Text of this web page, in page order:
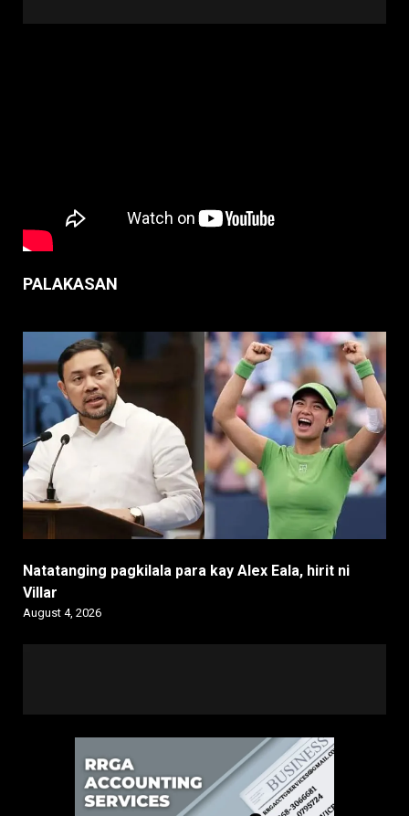
PALAKASAN
Natatanging pagkilala para kay Alex Eala, hirit ni
Villar
August 4, 2026